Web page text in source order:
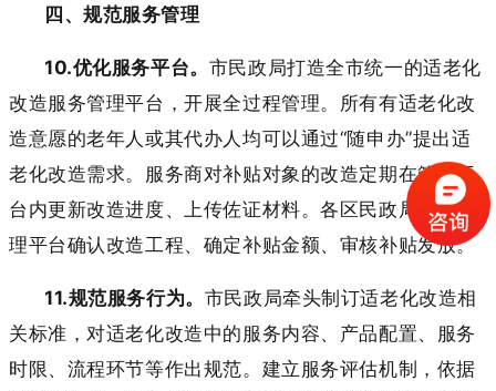
四、规范服务管理
10.优化服务平台。 市民政局打造全市统一的适老化
改造服务管理平台，开展全过程管理。所有有适老化改
造意愿的老年人或其代办人均可以通过“随申办”提出适
老化改造需求。服务商对补贴对象的改造定期在管理平
台内更新改造进度、上传佐证材料。各区民政局依托管
理平台确认改造工程、确定补贴金额、审核补贴发放。
11.规范服务行为。 市民政局牵头制订适老化改造相
关标准，对适老化改造中的服务内容、产品配置、服务
时限、流程环节等作出规范。建立服务评估机制，依据